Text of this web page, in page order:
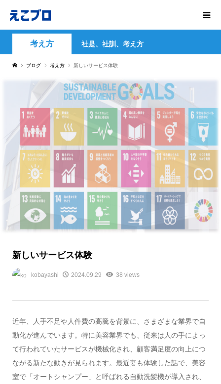
考え方 社是、社訓、考え方
ブログ 考え方 新しいサービス体験
新しいサービス体験
kobayashi 2024.09.29 38 views
近年、人手不足や人件費の高騰を背景に、さまざまな業界で自
動化が進んでいます。特に美容業界でも、従来は人の手によっ
て行われていたサービスが機械化され、顧客満足度の向上につ
ながる新たな動きが見られます。最近妻も体験した話で、美容
室で「オートシャンプー」と呼ばれる自動洗髪機が導入され、